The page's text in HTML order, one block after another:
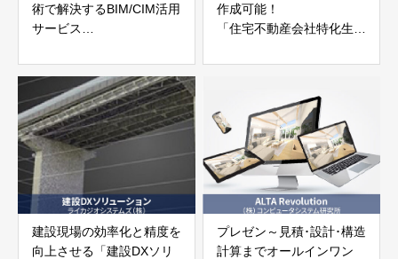
術で解決するBIM/CIM活用
サービス
ン」株式会社ウィルオブ・
コンストラクション
作成可能！
「住宅不動産会社特化生成
株式会社
建設現場の効率化と精度を
向上させる「建設DXソリ
プレゼン～見積･設計･構造
計算までオールインワン